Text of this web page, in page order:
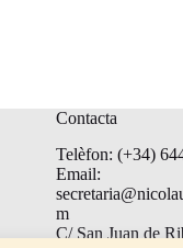
Contacta
Telèfon: (+34)
Email:
m
C/ San Juan de